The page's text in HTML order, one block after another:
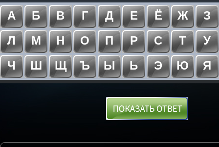
А
Б В Г Д Е Ё Ж
З
Л
М Н О П Р С Т
У
Ч
Ш Щ Ъ Ы Ь Э Ю Я